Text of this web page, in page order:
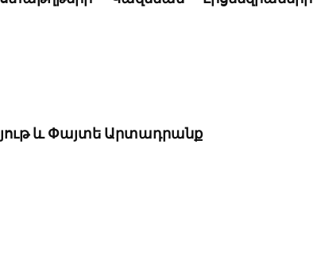
և Փայտե Արտադրանք